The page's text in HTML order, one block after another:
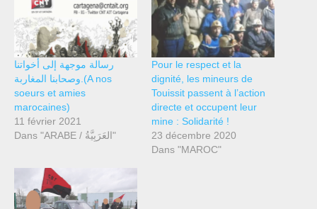
رسالة موجهة إلى أخواتنا
وصحابنا المغاربة.(A nos
soeurs et amies
marocaines)
11 février 2021
Dans "ARABE / العَرَبِيَّةُ"
Pour le respect et la
dignité, les mineurs de
Touissit passent à l’action
directe et occupent leur
mine : Solidarité !
23 décembre 2020
Dans "MAROC"